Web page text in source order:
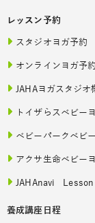
レッスン予約
スタジオヨガ予約
オンラインヨガ予約
JAHAヨガスタジオ
トイザらスベビー
ベビーパークベビ
アクサ生命ベビー
JAHAnavi Lesson
養成講座日程